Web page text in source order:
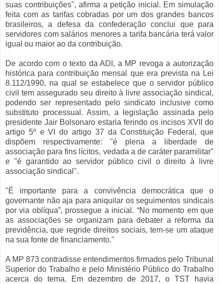
suas contribuições", afirma a petição inicial. Em simulação
feita com as tarifas cobradas por um dos grandes bancos
brasileiros, a defesa da confederação conclui que para
servidores com salários menores a tarifa bancária terá valor
igual ou maior ao da contribuição.
De acordo com o texto da ADI, a MP revoga a autorização
histórica para contribuição mensal que era prevista na Lei
8.112/1990, na qual se estabelece que o servidor público
civil tem assegurado seu direito à livre associação sindical,
podendo ser representado pelo sindicato inclusive como
substituto processual. Assim, a legislação assinada pelo
presidente Jair Bolsonaro estaria ferindo os incisos XVII do
artigo 5º e VI do artigo 37 da Constituição Federal, que
dispõem respectivamente: "é plena a liberdade de
associação para fins lícitos, vedada a de caráter paramilitar"
e "é garantido ao servidor público civil o direito à livre
associação sindical".
"É importante para a convivência democrática que o
governante não aja para aniquilar os seguimentos sindicais
por via oblíqua”, prossegue a inicial. “No momento em que
as associações se organizam para debater a reforma da
previdência, que regride direitos sociais, tem-se um ataque
na sua fonte de financiamento."
A MP 873 contradisse entendimentos firmados pelo Tribunal
Superior do Trabalho e pelo Ministério Público do Trabalho
acerca do tema. Em dezembro de 2017, o TST havia